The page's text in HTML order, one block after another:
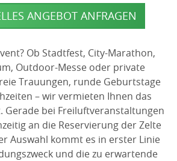
ANGEBOT ANFRAGEN
Ob Stadtfest, City-Marathon,
Outdoor-Messe oder private
Trauungen, runde Geburtstage
– wir vermieten Ihnen das
Gerade bei Freiluftveranstaltungen
an die Reservierung der Zelte
Auswahl kommt es in erster Linie
und die zu erwartende